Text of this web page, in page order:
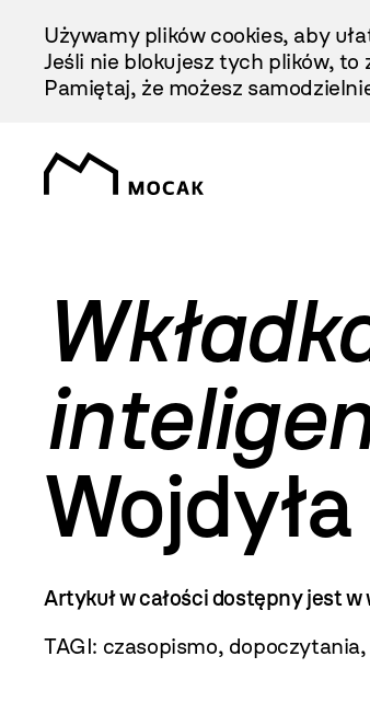
Treści
Używamy plików cookies, aby
Jeśli nie blokujesz tych plików,
Pamiętaj, że możesz
Wojdyła
Artykuł w całości dostępny jest
TAGI: czasopismo, dopoczytania,